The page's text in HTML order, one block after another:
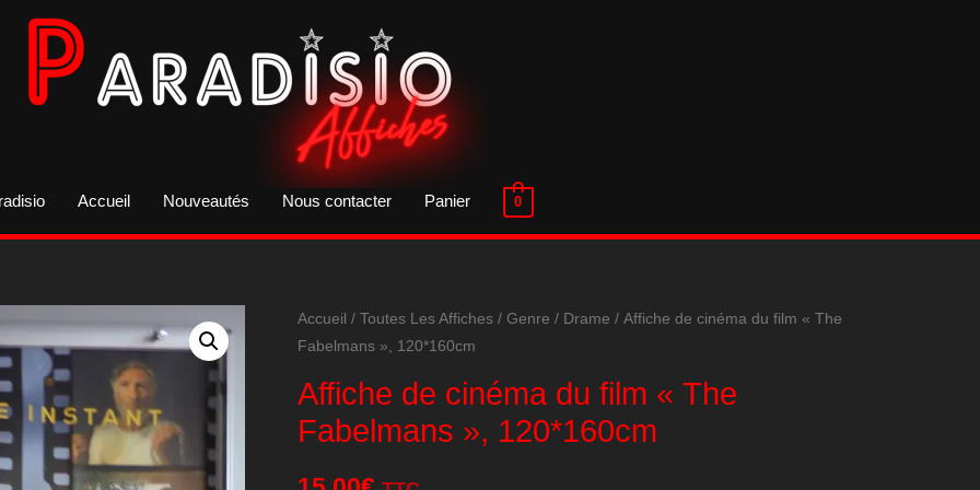
Accueil Nouveautés Nous contacter Panier 0
Accueil / Toutes Les Affiches / Genre / Drame / Affiche de cinéma du film « The
Fabelmans », 120*160cm
Affiche de cinéma du film « The
Fabelmans », 120*160cm